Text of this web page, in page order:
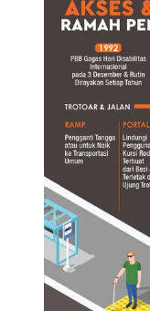
Penyandang